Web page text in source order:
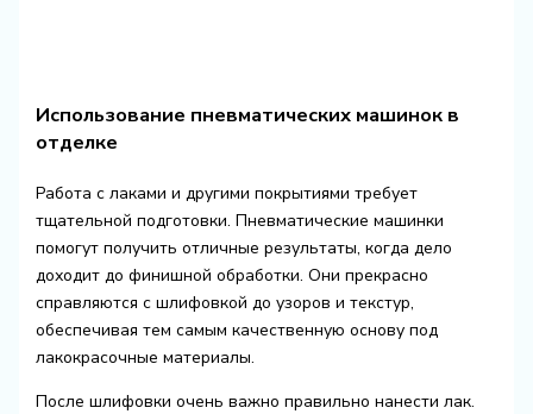
Использование пневматических машинок в
отделке
Работа с лаками и другими покрытиями требует
тщательной подготовки. Пневматические машинки
помогут получить отличные результаты, когда дело
доходит до финишной обработки. Они прекрасно
справляются с шлифовкой до узоров и текстур,
обеспечивая тем самым качественную основу под
лакокрасочные материалы.
После шлифовки очень важно правильно нанести лак.